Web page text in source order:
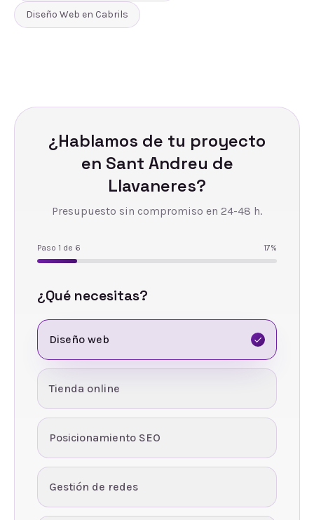
Diseño Web en Cabrils
¿Hablamos de tu proyecto
en Sant Andreu de
Llavaneres?
Presupuesto sin compromiso en 24-48 h.
Paso 1 de 6 17%
¿Qué necesitas?
Diseño web
Tienda online
Posicionamiento SEO
Gestión de redes